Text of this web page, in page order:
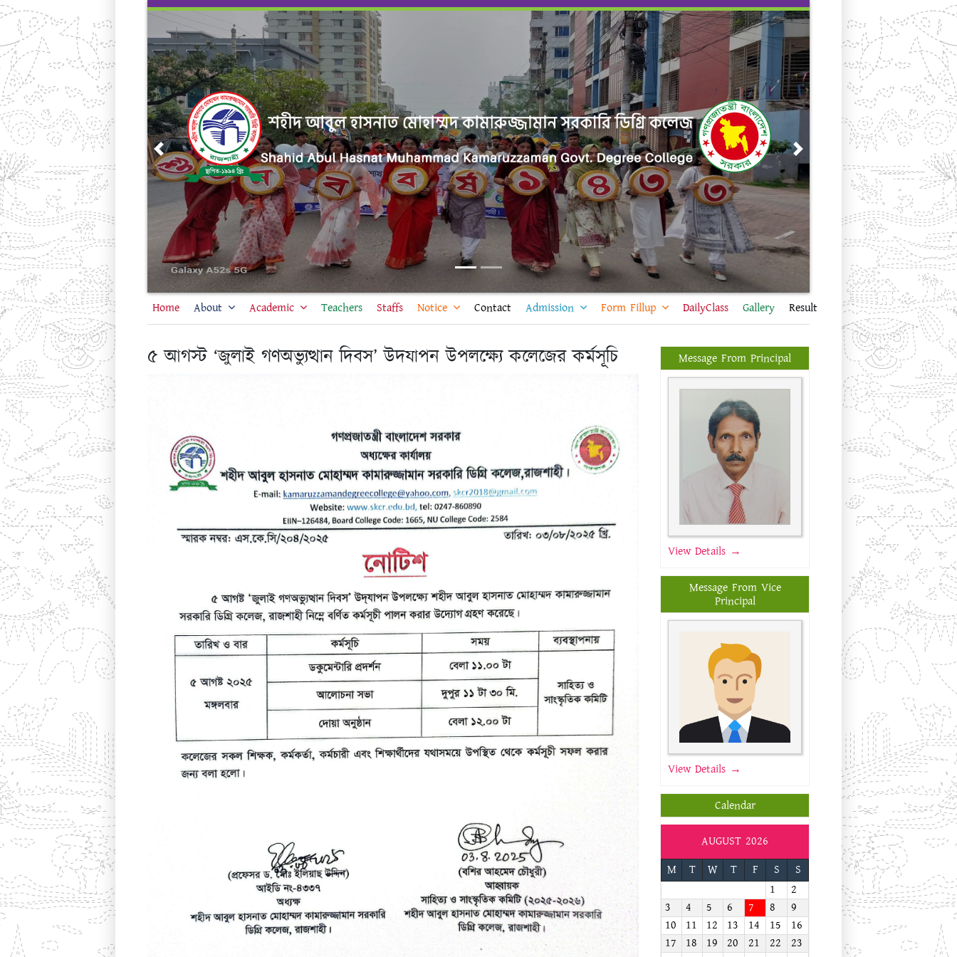
Skip
content
Previous Next
Home About Academic Teachers Staffs Notice Contact Admission Form Fillup DailyClass Gallery Result
৫ আগস্ট ‘জুলাই গণঅভ্যুত্থান দিবস’ উদযাপন উপলক্ষ্যে কলেজের কর্মসূচি Message From Principal
View Details →
Message From Vice
Principal
View Details →
Calendar
AUGUST 2026
M
T W T F S
S
1
2
3
4 5 6 7 8
9
10
11 12 13 14 15
16
17
18 19 20 21 22
23